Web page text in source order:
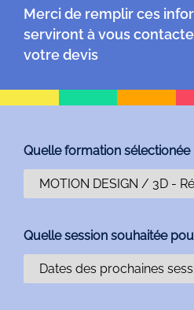
Merci de remplir ces
serviront à vous
votre devis
Quelle formation sélectionée
Quelle session souhaitée